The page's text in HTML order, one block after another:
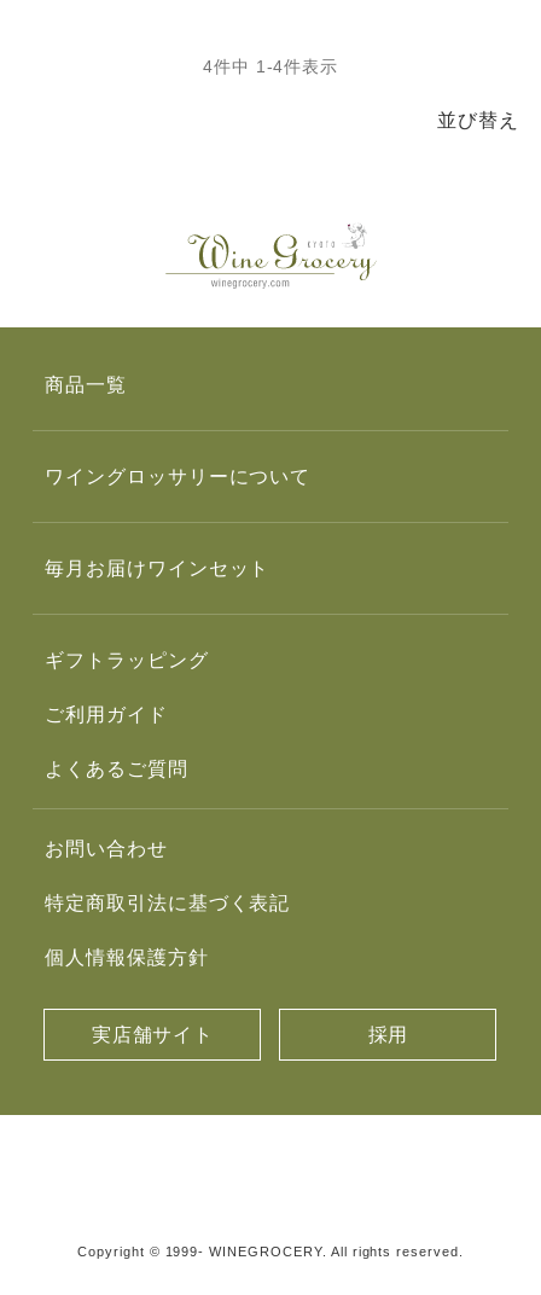
並び替え
4件中 1 -4件表示
商品一覧
ワイングロッサリーについて
毎月お届けワインセット
ギフトラッピング
ご利用ガイド
よくあるご質問
お問い合わせ
特定商取引法に基づく表記
個人情報保護方針
実店舗サイト 採用
Copyright © 1999- WINEGROCERY. All rights reserved.